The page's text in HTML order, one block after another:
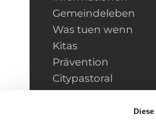
Gemeindeleben
Was tuen wenn
Kitas
Prävention
Citypastoral
Kontakt